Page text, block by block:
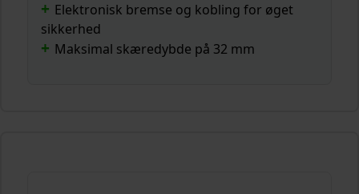
Elektronisk bremse og kobling for øget
sikkerhed
Maksimal skæredybde på 32 mm